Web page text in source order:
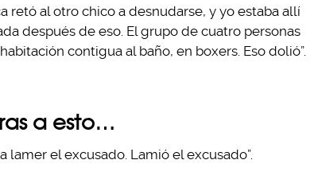
retó al otro chico a desnudarse, y yo estaba allí
después de eso. El grupo de cuatro personas
contigua al baño, en boxers. Eso dolió”.
a esto…
lamer el excusado. Lamió el excusado”.